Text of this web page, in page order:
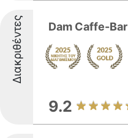
Διακριθέντες Dam Caffe-Bar
9.2